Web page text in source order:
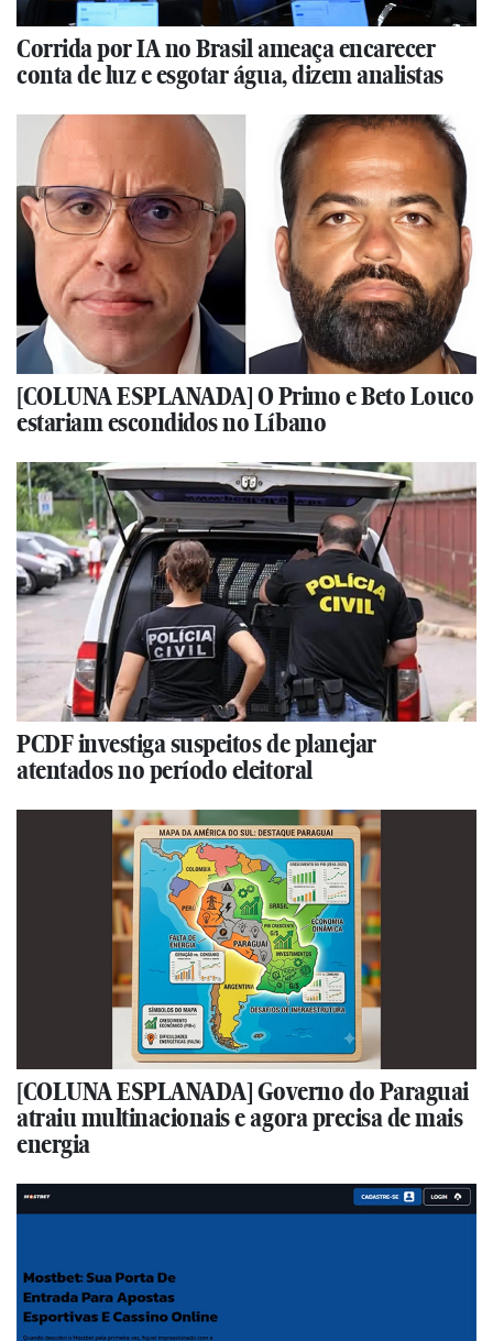
Corrida por IA no Brasil ameaça encarecer
conta de luz e esgotar água, dizem analistas
[COLUNA ESPLANADA] O Primo e Beto Louco
estariam escondidos no Líbano
PCDF investiga suspeitos de planejar
atentados no período eleitoral
[COLUNA ESPLANADA] Governo do Paraguai
atraiu multinacionais e agora precisa de mais
energia